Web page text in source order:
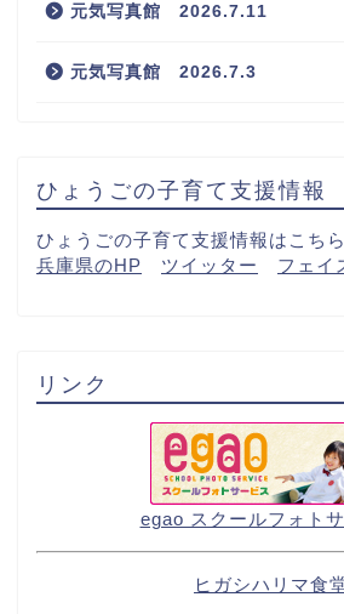
元気写真館 2026.7.11
元気写真館 2026.7.3
ひょうごの子育て支援情報
ひょうごの子育て支援情報はこちら
兵庫県のHP
ツイッター フェイ
リンク
egao スクールフォト
ヒガシハリマ食